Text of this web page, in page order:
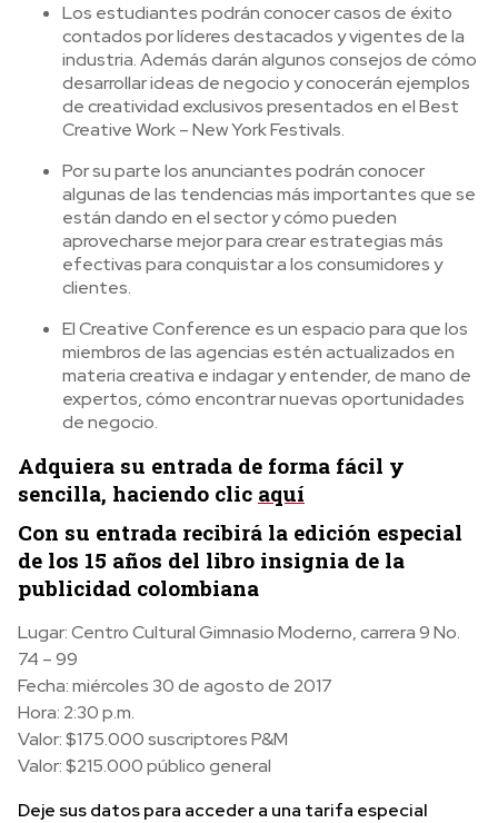
Los estudiantes podrán conocer casos de éxito
contados por líderes destacados y vigentes de la
industria. Además darán algunos consejos de cómo
desarrollar ideas de negocio y conocerán ejemplos
de creatividad exclusivos presentados en el Best
Creative Work – New York Festivals.
Por su parte los anunciantes podrán conocer
algunas de las tendencias más importantes que se
están dando en el sector y cómo pueden
aprovecharse mejor para crear estrategias más
efectivas para conquistar a los consumidores y
clientes.
El Creative Conference es un espacio para que los
miembros de las agencias estén actualizados en
materia creativa e indagar y entender, de mano de
expertos, cómo encontrar nuevas oportunidades
de negocio.
Adquiera su entrada de forma fácil y
sencilla, haciendo clic aquí
Con su entrada recibirá la edición especial
de los 15 años del libro insignia de la
publicidad colombiana
Lugar: Centro Cultural Gimnasio Moderno, carrera 9 No.
74 – 99
Fecha: miércoles 30 de agosto de 2017
Hora: 2:30 p.m.
Valor: $175.000 suscriptores P&M
Valor: $215.000 público general
Deje sus datos para acceder a una tarifa especial